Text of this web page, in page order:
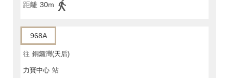
距離 30m
968A
往 銅鑼灣(天后)
力寶中心 站